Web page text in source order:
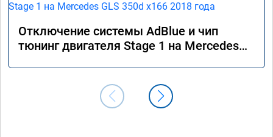
Отключение системы AdBlue и чип
тюнинг двигателя Stage 1 на Mercedes